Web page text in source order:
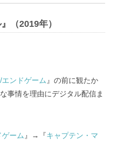
（2019年）
ンドゲーム 』の前に観たか
事情を理由にデジタル配信ま
ーム 』→『キャプテン・マ